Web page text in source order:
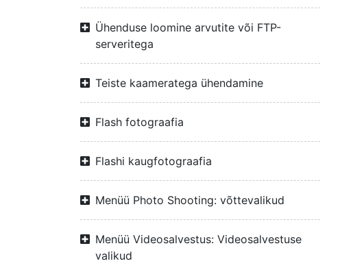
Ühenduse loomine arvutite või FTP-
serveritega
Teiste kaameratega ühendamine
Flash fotograafia
Flashi kaugfotograafia
Menüü Photo Shooting: võttevalikud
Menüü Videosalvestus: Videosalvestuse
valikud